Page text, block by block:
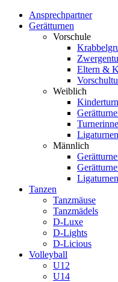
Ansprechpartner
Gerätturnen
Vorschule
Eltern &
Weiblich
Männlich
Tanzen
Tanzmäuse
Tanzmädels
D-Luxe
D-Lights
D-Licious
Volleyball
U12
U14